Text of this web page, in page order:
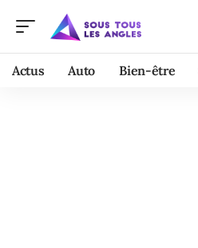
Actus Auto Bien-être